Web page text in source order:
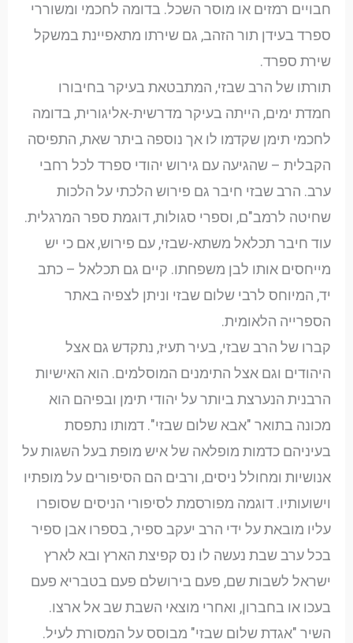
חבויים רמזים או מוסר השכל. בדומה לחכמי ומשוררי
ספרד בעידן תור הזהב, גם שירתו מתאפיינת במשקל
שירת ספרד.
תורתו של הרב שבזי, המתבטאת בעיקר בחיבורו
חמדת ימים, הייתה בעיקר מדרשית-אליגורית, בדומה
לחכמי תימן שקדמו לו אך נוספה ביתר שאת, התפיסה
הקבלית – שהגיעה עם גירוש יהודי ספרד לכל רחבי
ערב. הרב שבזי חיבר גם פירוש הלכתי על הלכות
שחיטה לרמב"ם, וספרי סגולות, דוגמת ספר המרגלית.
עוד חיבר תכלאל משתא-שבזי, עם פירוש, אם כי יש
מייחסים אותו לבן משפחתו. קיים גם תכלאל – כתב
יד, המיוחס לרבי שלום שבזי וניתן לצפיה באתר
הספרייה הלאומית.
קברו של הרב שבזי, בעיר תעיז, נתקדש גם אצל
היהודים וגם אצל התימנים המוסלמים. הוא האישיות
הרבנית הנערצת ביותר על יהודי תימן ובפיהם הוא
מכונה בתואר "אבא שלום שבזי". דמותו נתפסת
בעיניהם כדמות מופלאה של איש מופת בעל השגות על
אנושיות ומחולל ניסים, ורבים הם הסיפורים על מופתיו
וישועותיו. דוגמה מפורסמת לסיפורי הניסים שסופרו
עליו מובאת על ידי הרב יעקב ספיר, בספרו אבן ספיר
בכל ערב שבת נעשה לו נס קפיצת הארץ ובא לארץ
ישראל לשבות שם, פעם בירושלם פעם בטבריא פעם
בעכו או בחברון, ואחרי מוצאי השבת שב אל ארצו.
השיר "אגדת שלום שבזי" מבוסס על המסורת לעיל.